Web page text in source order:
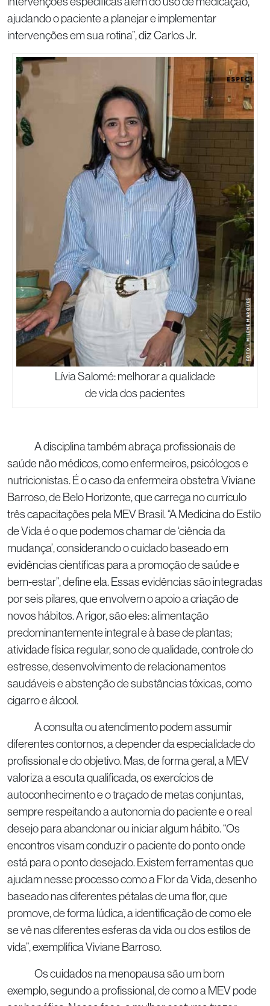
ajudando o paciente a planejar e implementar
intervenções em sua rotina”, diz Carlos Jr.
Lívia Salomé: melhorar a qualidade
de vida dos pacientes
A disciplina também abraça profissionais de
saúde não médicos, como enfermeiros, psicólogos e
nutricionistas. É o caso da enfermeira obstetra Viviane
Barroso, de Belo Horizonte, que carrega no currículo
três capacitações pela MEV Brasil. “A Medicina do Estilo
de Vida é o que podemos chamar de ‘ciência da
mudança’, considerando o cuidado baseado em
evidências científicas para a promoção de saúde e
bem-estar”, define ela. Essas evidências são integradas
por seis pilares, que envolvem o apoio a criação de
novos hábitos. A rigor, são eles: alimentação
predominantemente integral e à base de plantas;
atividade física regular, sono de qualidade, controle do
estresse, desenvolvimento de relacionamentos
saudáveis e abstenção de substâncias tóxicas, como
cigarro e álcool.
A consulta ou atendimento podem assumir
diferentes contornos, a depender da especialidade do
profissional e do objetivo. Mas, de forma geral, a MEV
valoriza a escuta qualificada, os exercícios de
autoconhecimento e o traçado de metas conjuntas,
sempre respeitando a autonomia do paciente e o real
desejo para abandonar ou iniciar algum hábito. “Os
encontros visam conduzir o paciente do ponto onde
está para o ponto desejado. Existem ferramentas que
ajudam nesse processo como a Flor da Vida, desenho
baseado nas diferentes pétalas de uma flor, que
promove, de forma lúdica, a identificação de como ele
se vê nas diferentes esferas da vida ou dos estilos de
vida”, exemplifica Viviane Barroso.
Os cuidados na menopausa são um bom
exemplo, segundo a profissional, de como a MEV pode